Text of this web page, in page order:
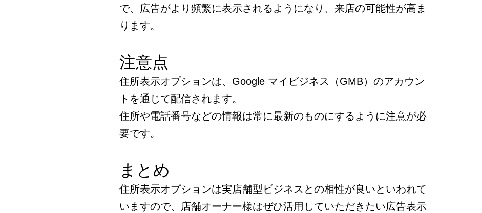
で、広告がより頻繁に表示されるようになり、来店の可能性が高ま
ります。
注意点
住所表示オプションは、Google マイビジネス（GMB）のアカウン
トを通じて配信されます。
住所や電話番号などの情報は常に最新のものにするように注意が必
要です。
まとめ
住所表示オプションは実店舗型ビジネスとの相性が良いといわれて
いますので、店舗オーナー様はぜひ活用していただきたい広告表示